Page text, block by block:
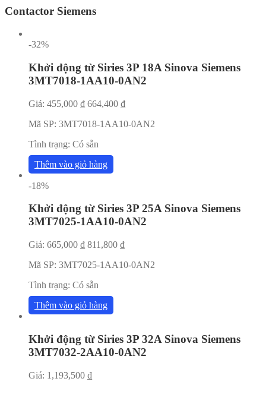
Contactor Siemens
-32%
Khởi động từ Siries 3P 18A Sinova Siemens
3MT7018-1AA10-0AN2
Giá: 455,000 ₫ 664,400 ₫
Mã SP: 3MT7018-1AA10-0AN2
Tình trạng: Có sẵn
Thêm vào giỏ hàng
-18%
Khởi động từ Siries 3P 25A Sinova Siemens
3MT7025-1AA10-0AN2
Giá: 665,000 ₫ 811,800 ₫
Mã SP: 3MT7025-1AA10-0AN2
Tình trạng: Có sẵn
Thêm vào giỏ hàng
Khởi động từ Siries 3P 32A Sinova Siemens
3MT7032-2AA10-0AN2
Giá: 1,193,500 ₫